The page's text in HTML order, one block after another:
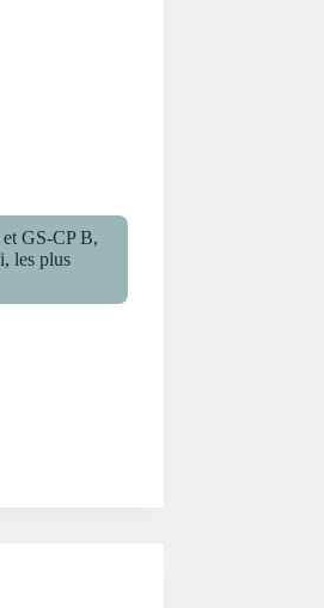
GS-CP B,
les plus